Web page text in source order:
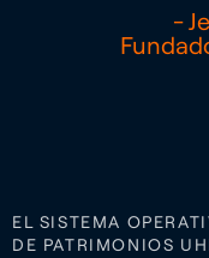
-
EL SISTEMA
DE PATRIMONIOS